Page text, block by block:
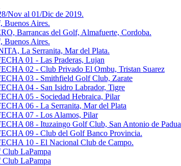
Nov al 01/Dic de 2019.
Aires.
Barrancas del Golf, Almafuerte, Cordoba.
Aires.
La Serranita, Mar del Plata.
01 - Las Praderas, Lujan
02 - Club Privado El Ombu, Tristan Suarez
03 - Smithfield Golf Club, Zarate
04 - San Isidro Labrador, Tigre
05 - Sociedad Hebraica, Pilar
06 - La Serranita, Mar del Plata
07 - Los Alamos, Pilar
08 - Ituzaingo Golf Club, San Antonio de Padua
09 - Club del Golf Banco Provincia.
10 - El Nacional Club de Campo.
LaPampa
LaPampa